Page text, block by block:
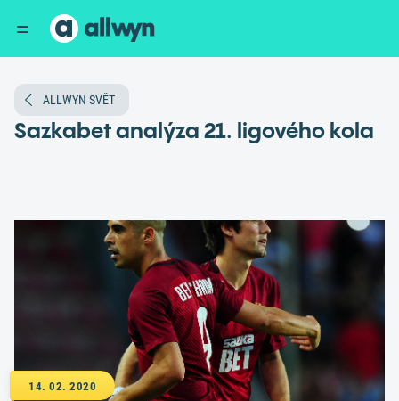
ALLWYN SVĚT
Sazkabet analýza 21. ligového kola
14. 02. 2020